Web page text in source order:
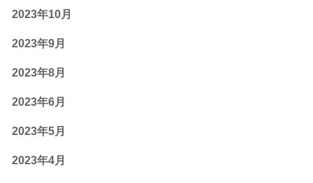
2023年10月
2023年9月
2023年8月
2023年6月
2023年5月
2023年4月